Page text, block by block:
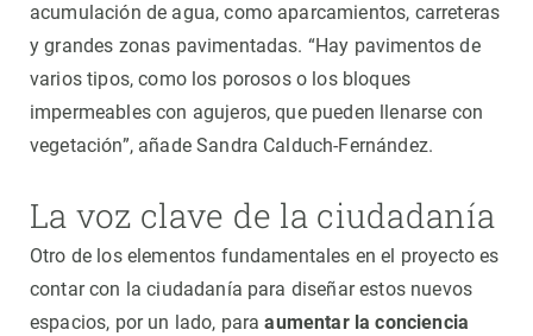
acumulación de agua, como aparcamientos, carreteras
y grandes zonas pavimentadas. “Hay pavimentos de
varios tipos, como los porosos o los bloques
impermeables con agujeros, que pueden llenarse con
vegetación”, añade Sandra Calduch-Fernández.
La voz clave de la ciudadanía
Otro de los elementos fundamentales en el proyecto es
contar con la ciudadanía para diseñar estos nuevos
espacios, por un lado, paraaumentar la conciencia